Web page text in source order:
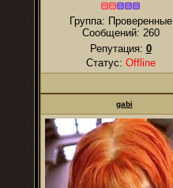
Группа: Проверенные
Сообщений: 260
Репутация: 0
Статус: Offline
gabi